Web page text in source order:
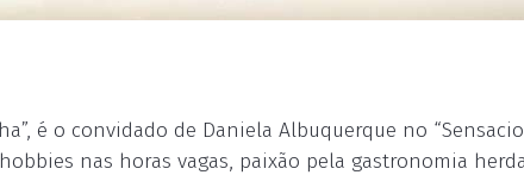
é o convidado de Daniela Albuquerque no
nas horas vagas, paixão pela gastronomia